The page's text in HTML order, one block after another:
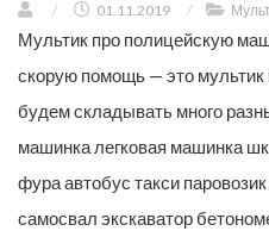
/ 01.11.2019 /
Мультик про полицейскую
скорую помощь — это
будем складывать много
машинка легковая машинка
фура автобус такси
самосвал экскаватор